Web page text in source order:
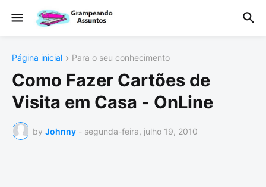
Página inicial Para o seu conhecimento
Como Fazer Cartões de
Visita em Casa - OnLine
by Johnny - segunda-feira, julho 19, 2010